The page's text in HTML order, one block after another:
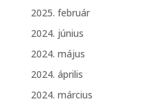
2025. február
2024. június
2024. május
2024. április
2024. március